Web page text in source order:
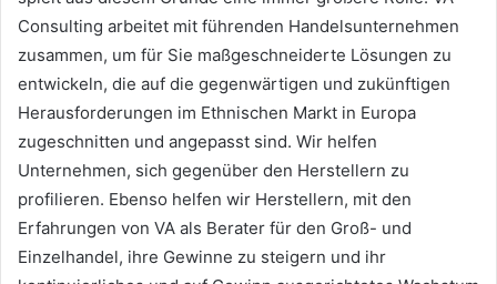
Consulting arbeitet mit führenden Handelsunternehmen
zusammen, um für Sie maßgeschneiderte Lösungen zu
entwickeln, die auf die gegenwärtigen und zukünftigen
Herausforderungen im Ethnischen Markt in Europa
zugeschnitten und angepasst sind. Wir helfen
Unternehmen, sich gegenüber den Herstellern zu
profilieren. Ebenso helfen wir Herstellern, mit den
Erfahrungen von VA als Berater für den Groß- und
Einzelhandel, ihre Gewinne zu steigern und ihr